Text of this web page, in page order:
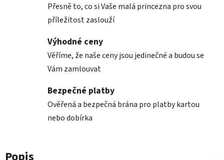
Přesně to, co si Vaše malá princezna pro svou
příležitost zaslouží
Výhodné ceny
Věříme, že naše ceny jsou jedinečné a budou se
Vám zamlouvat
Bezpečné platby
Ověřená a bezpečná brána pro platby kartou
nebo dobírka